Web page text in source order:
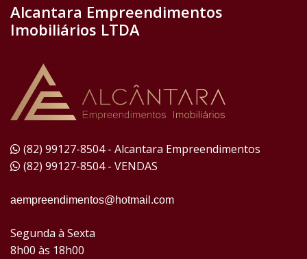
Alcantara Empreendimentos
Imobiliários LTDA
(82) 99127-8504 - Alcantara Empreendimentos
(82) 99127-8504 - VENDAS
aempreendimentos@hotmail.com
Segunda à Sexta
8h00 às 18h00